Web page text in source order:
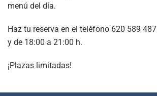
menú del día.
Haz tu reserva en el teléfono 620 589
y de 18:00 a 21:00 h.
¡Plazas limitadas!